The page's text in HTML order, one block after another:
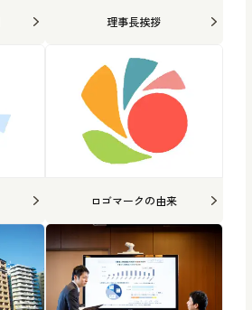
理事長挨拶
ロゴマークの由来